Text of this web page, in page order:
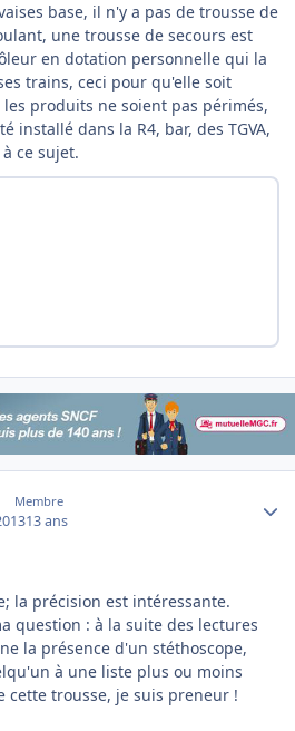
base, il n'y a pas de trousse de
une trousse de secours est
en dotation personnelle qui la
trains, ceci pour qu'elle soit
produits ne soient pas périmés,
installé dans la R4, bar, des TGVA,
ce sujet.
Membre
13 ans
la précision est intéressante.
question : à la suite des lectures
la présence d'un stéthoscope,
à une liste plus ou moins
cette trousse, je suis preneur !